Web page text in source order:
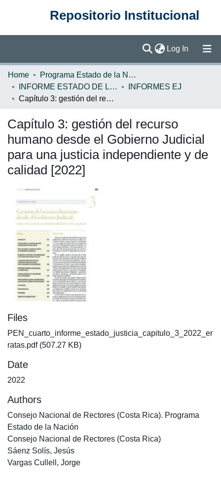
Repositorio Institucional
Log In (current)
Communities & Collections
Home
Programa Estado de la Nación (PEN)
INFORME ESTADO DE LA JUSTICIA
INFORMES EJ
Capítulo 3: gestión del recurso humano desde el Gobierno Judicial para una justicia independiente y de calidad [2022]
Capítulo 3: gestión del recurso
humano desde el Gobierno Judicial
para una justicia independiente y de
calidad [2022]
Files
PEN_cuarto_informe_estado_justicia_capitulo_3_2022_er
ratas.pdf(507.27 KB)
Date
2022
Authors
Consejo Nacional de Rectores (Costa Rica). Programa
Estado de la Nación
Consejo Nacional de Rectores (Costa Rica)
Sáenz Solís, Jesús
Vargas Cullell, Jorge